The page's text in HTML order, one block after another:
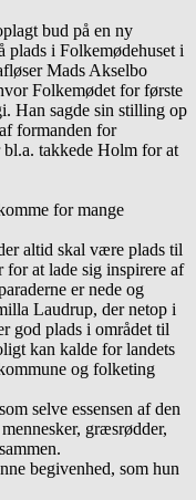
bud på en ny
plads i Folkemødehuset i
Mads Akselbo
Folkemødet for første
Han sagde sin stilling op
formanden for
bl.a. takkede Holm for at
for mange
altid skal være plads til
for at lade sig inspirere af
er nede og
Laudrup, der netop i
god plads i området til
kan kalde for landets
og folketing
selve essensen af den
græsrødder,
begivenhed, som hun